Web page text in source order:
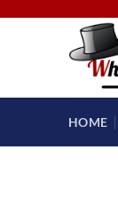
HOME